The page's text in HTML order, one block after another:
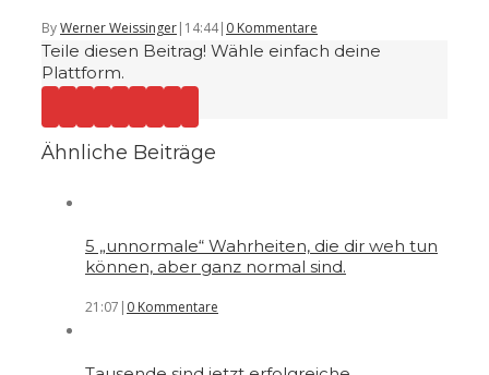
ByWerner Weissinger| 14:44| 0 Kommentare
Teile diesen Beitrag! Wähle einfach deine
Plattform.
Ähnliche Beiträge
5 „unnormale“ Wahrheiten, die dir weh tun
können, aber ganz normal sind.
21:07 | 0 Kommentare